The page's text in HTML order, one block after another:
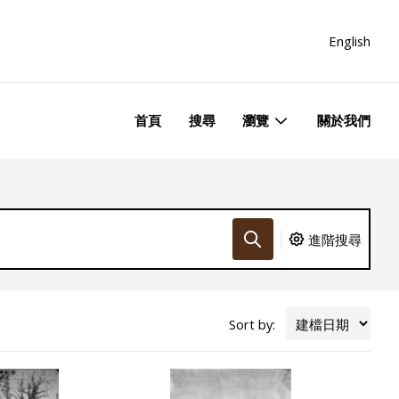
English
首頁 搜尋 瀏覽 關於我們
進階搜尋
Sort by: